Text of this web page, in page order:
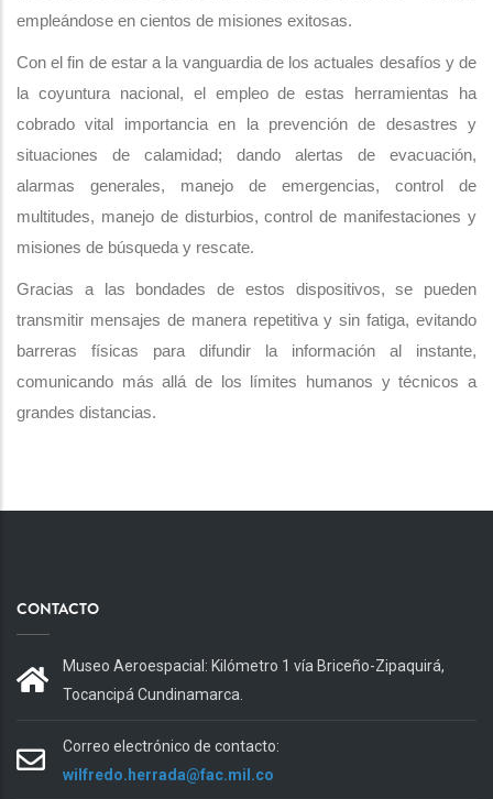
empleándose en cientos de misiones exitosas.
Con el fin de estar a la vanguardia de los actuales desafíos y de
la coyuntura nacional, el empleo de estas herramientas ha
cobrado vital importancia en la prevención de desastres y
situaciones de calamidad; dando alertas de evacuación,
alarmas generales, manejo de emergencias, control de
multitudes, manejo de disturbios, control de manifestaciones y
misiones de búsqueda y rescate.
Gracias a las bondades de estos dispositivos, se pueden
transmitir mensajes de manera repetitiva y sin fatiga, evitando
barreras físicas para difundir la información al instante,
comunicando más allá de los límites humanos y técnicos a
grandes distancias.
CONTACTO
Museo Aeroespacial: Kilómetro 1 vía Briceño-Zipaquirá,
Tocancipá Cundinamarca.
Correo electrónico de contacto:
wilfredo.herrada@fac.mil.co